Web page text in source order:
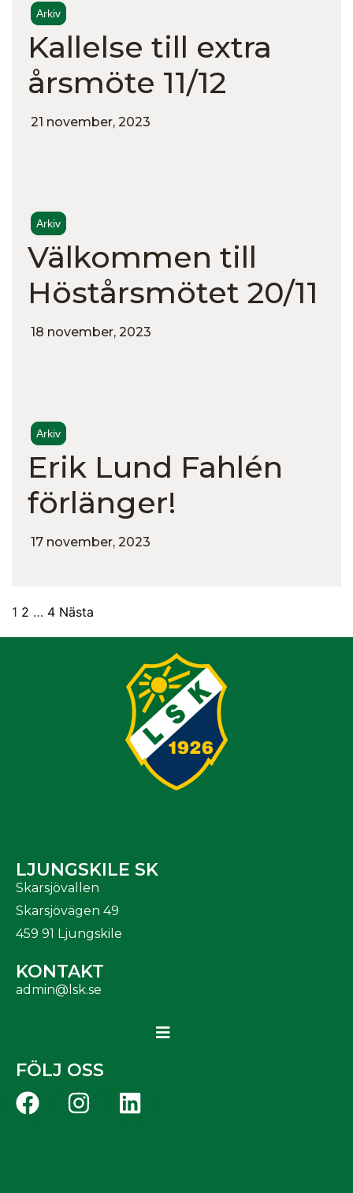
Arkiv
Kallelse till extra
årsmöte 11/12
21 november, 2023
Arkiv
Välkommen till
Höstårsmötet 20/11
18 november, 2023
Arkiv
Erik Lund Fahlén
förlänger!
17 november, 2023
1 2 … 4 Nästa
LJUNGSKILE SK
Skarsjövallen
Skarsjövägen 49
459 91 Ljungskile
KONTAKT
admin@lsk.se
FÖLJ OSS